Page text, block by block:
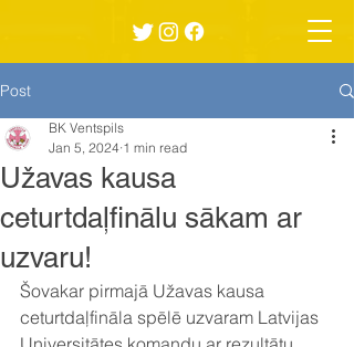
Post
Užavas kausa
ceturtdaļfinālu sākam ar
uzvaru!
BK Ventspils
Jan 5, 2024 1 min read
Šovakar pirmajā Užavas kausa
ceturtdaļfināla spēlē uzvaram Latvijas